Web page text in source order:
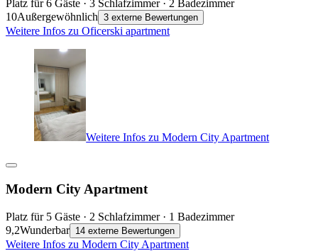
Platz für 6 Gäste · 3 Schlafzimmer · 2 Badezimmer
10Außergewöhnlich 3 externe Bewertungen
Weitere Infos zu Oficerski apartment
Weitere Infos zu Modern City Apartment
Modern City Apartment
Platz für 5 Gäste · 2 Schlafzimmer · 1 Badezimmer
9,2Wunderbar 14 externe Bewertungen
Weitere Infos zu Modern City Apartment